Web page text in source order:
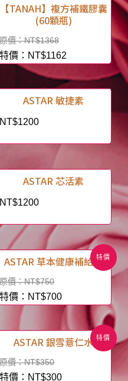
【TANAH】複方補鐵膠囊
(60顆瓶)
NT$1368
NT$1162
ASTAR 敏捷素
NT$1200
ASTAR 芯活素
NT$1200
特價
ASTAR 草本健康補給飲
NT$750
NT$700
特價
ASTAR 銀雪薏仁水
NT$350
NT$300